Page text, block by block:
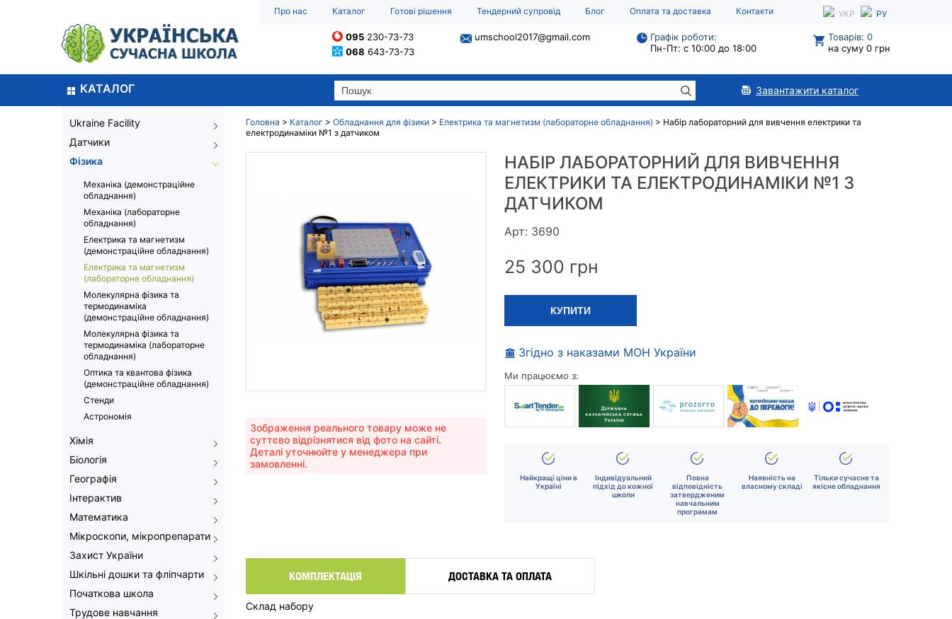
Про нас Каталог Готові рішення Тендерний супровід Блог Оплата та доставка Контакти УКР РУ
095 230-73-73
068 643-73-73
umschool2017@gmail.com
Графік роботи:
Пн-Пт: с 10:00 до 18:00
Товарів: 0
на суму 0 грн
КАТАЛОГ Завантажити каталог
Ukraine Facility
Датчики
Фізика
Механіка (демонстраційне
обладнання)
Механіка (лабораторне
обладнання)
Електрика та магнетизм
(демонстраційне обладнання)
Електрика та магнетизм
(лабораторне обладнання)
Молекулярна фізика та
термодинаміка
(демонстраційне обладнання)
Молекулярна фізика та
термодинаміка (лабораторне
обладнання)
Оптика та квантова фізика
(демонстраційне обладнання)
Стенди
Астрономія
Хімія
Біологія
Географія
Інтерактив
Математика
Мікроскопи, мікропрепарати
Захист України
Шкільні дошки та фліпчарти
Початкова школа
Трудове навчання
Головна > Каталог > Обладнання для фізики > Електрика та магнетизм (лабораторне обладнання) > Набір лабораторний для вивчення електрики та
електродинаміки №1 з датчиком
Зображення реального товару може не
суттєво відрізнятися від фото на сайті.
Деталі уточнюйте у менеджера при
замовленні.
НАБІР ЛАБОРАТОРНИЙ ДЛЯ ВИВЧЕННЯ
ЕЛЕКТРИКИ ТА ЕЛЕКТРОДИНАМІКИ №1 З
ДАТЧИКОМ
Арт: 3690
25 300 грн
КУПИТИ
Згідно з наказами МОН України
Ми працюємо з:
Найкращі ціни в
Україні
Індивідуальний
підхід до кожної
школи
Повна
відповідність
затвердженим
навчальним
програмам
Наявність на
власному складі
Тільки сучасне та
якісне обладнання
КОМПЛЕКТАЦІЯ ДОСТАВКА ТА ОПЛАТА
Склад набору